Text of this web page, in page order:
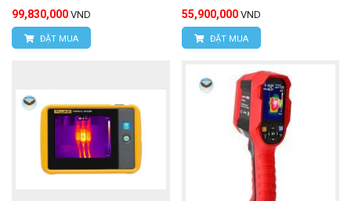
99,830,000 VND
ĐẶT MUA
55,900,000 VND
ĐẶT MUA